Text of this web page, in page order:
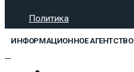
Политика
ИНФОРМАЦИОННОЕ АГЕНТСТВО